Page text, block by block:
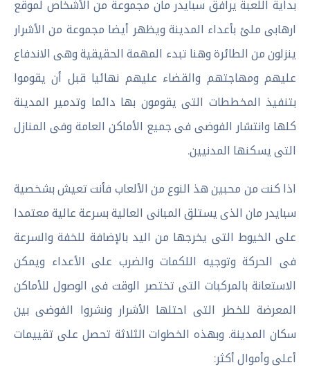
بداية اللعبة يرافق سبايدر مان مجموعة من الأشخاص لموقع
ارهابى ملئ بأعداء المدينة ويظهر أيضا مجموعة من الأشرار
ينزلون من الطائرة وهنا تبدء المهمة الحقيقية وهى الاندفاع
عليهم ومهاجتهم والقضاء عليهم نهائيا قبل أن يقوموا
بتنفيذ المخططات التى يقومون بها دائما وتدمير المدينة
كلها وانتشار الفوضى فى جميع الأماكن العامة وفى المنازل
التى يسكنها المدنيين.
اذا كنت من محبين هذ النوع من الألعاب فأنت تعيش بشخصية
سبايدر مان الذى يستلق المبانى العالية بسرعة عالية معتمدا
على الخيوط التى يخرجها من اليد بالإضافة للخفة والسرعة
فى الحركة وتوجيه اللكمات والضرب على الأعداء ويمكن
الاستعانة بالمركبات التى تختصر الوقت فى الوصول للأماكن
المعرضة للخطر التى احتلها الأشرار ونشروا الفوضى بين
سكان المدينة. وبهذه الخطوات الثلاثة تحصل على تقييمات
أعلى وأموال أكثر: